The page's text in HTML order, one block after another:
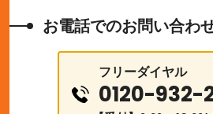
お電話でのお問い合わ
フリーダイヤル
0120-932-